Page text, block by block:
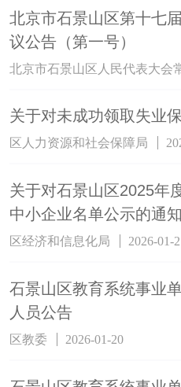
北京市石景山区第十七
议公告（第一号）
北京市石景山区人民代表大会
关于对未成功领取失业
区人力资源和社会保障局
关于对石景山区2025年
中小企业名单公示的通知
区经济和信息化局 2026-01-
石景山区教育系统事业
人员公告
区教委 2026-01-20